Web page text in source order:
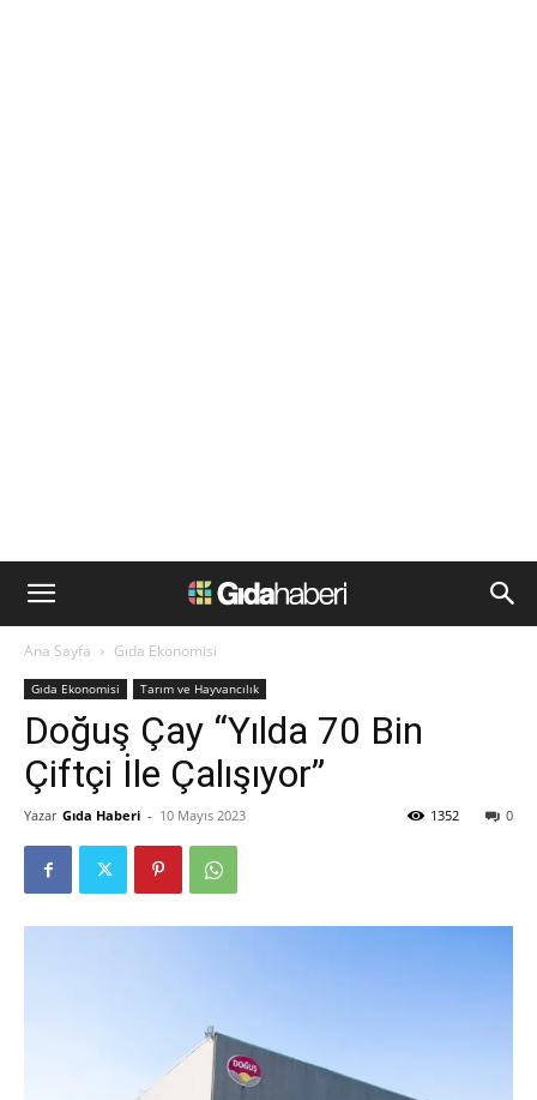
Ana Sayfa Gıda Ekonomisi
Gıda Ekonomisi Tarım ve Hayvancılık
Doğuş Çay “Yılda 70 Bin
Çiftçi İle Çalışıyor”
Yazar Gıda Haberi - 10 Mayıs 2023 0
1352